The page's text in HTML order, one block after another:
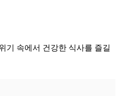
기 속에서 건강한 식사를 즐길